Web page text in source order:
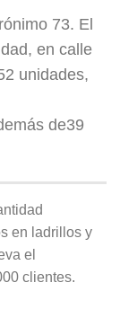
73. El
en calle
unidades,
de39
en ladrillos y
el
clientes.